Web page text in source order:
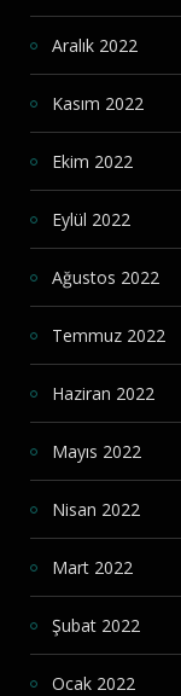
Aralık 2022
Kasım 2022
Ekim 2022
Eylül 2022
Ağustos 2022
Temmuz 2022
Haziran 2022
Mayıs 2022
Nisan 2022
Mart 2022
Şubat 2022
Ocak 2022